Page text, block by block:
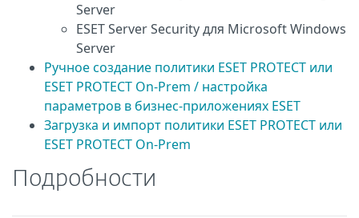
Server
ESET Server Security для Microsoft Windows
Server
Ручное создание политики ESET PROTECT или
ESET PROTECT On-Prem / настройка
параметров в бизнес-приложениях ESET
Загрузка и импорт политики ESET PROTECT или
ESET PROTECT On-Prem
Подробности